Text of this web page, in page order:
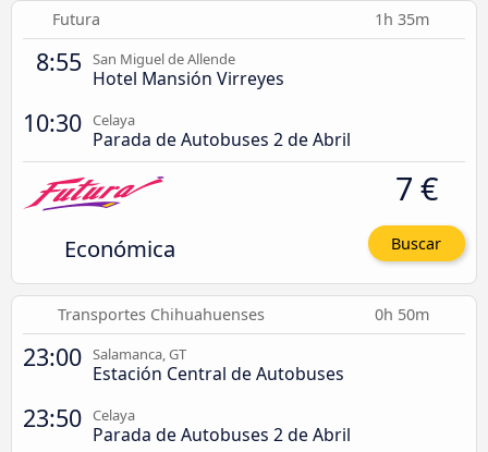
Futura 1h 35m
8:55 San Miguel de Allende
Hotel Mansión Virreyes
10:30 Celaya
Parada de Autobuses 2 de Abril
Económica
7 €
Buscar
Transportes Chihuahuenses 0h 50m
23:00 Salamanca, GT
Estación Central de Autobuses
23:50 Celaya
Parada de Autobuses 2 de Abril